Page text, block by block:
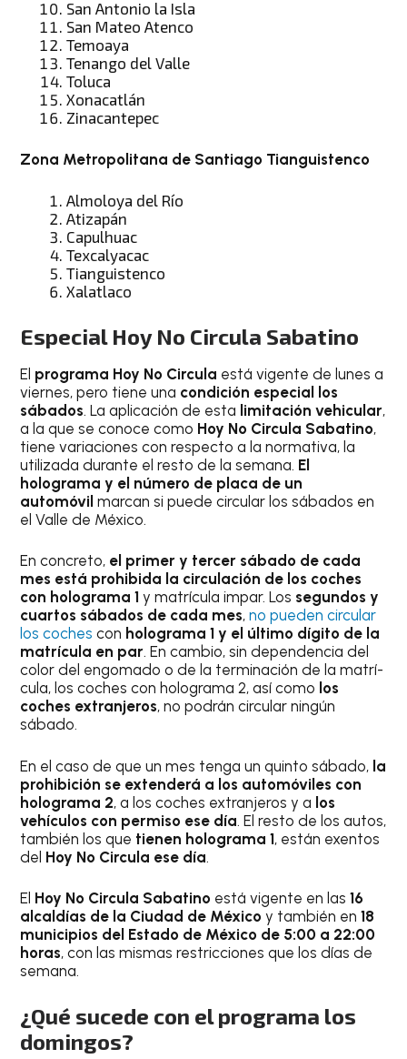
San Antonio la Isla
San Mateo Atenco
Temoaya
Tenango del Valle
Toluca
Xonacatlán
Zinacantepec
Zona Metropolitana de Santiago Tianguistenco
Almoloya del Río
Atizapán
Capulhuac
Texcalyacac
Tianguistenco
Xalatlaco
Especial Hoy No Circula Sabatino
El programa Hoy No Circula está vigente de lunes a
viernes, pero tiene una condición especial los
sábados. La aplicación de esta limitación vehicular,
a la que se conoce como Hoy No Circula Sabatino,
tiene variaciones con respecto a la normativa, la
utilizada durante el resto de la semana. El
holograma y el número de placa de un
automóvil marcan si puede circular los sábados en
el Valle de México.
En concreto, el primer y tercer sábado de cada
mes está prohibida la circulación de los coches
con holograma 1 y matrí­cula impar. Los segundos y
cuartos sábados de cada mes,no pueden circular
los coches con holograma 1 y el último dí­gito de la
matrícula en par. En cambio, sin dependencia del
color del engomado o de la terminación de la matrí­
cula, los coches con holograma 2, así­ como los
coches extranjeros, no podrán circular ningún
sábado.
En el caso de que un mes tenga un quinto sábado, la
prohibición se extenderá a los automóviles con
holograma 2, a los coches extranjeros y a los
vehículos con permiso ese día. El resto de los autos,
también los que tienen holograma 1, están exentos
del Hoy No Circula ese día.
El Hoy No Circula Sabatino está vigente en las16
alcaldías de la Ciudad de México y también en18
municipios del Estado de México de 5:00 a 22:00
horas, con las mismas restricciones que los días de
semana.
¿Qué sucede con el programa los
domingos?